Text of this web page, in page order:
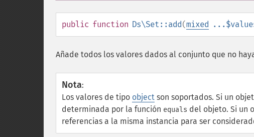
public function Ds\Set::add(mixed
Añade todos los valores dados al conjunto que no
Nota:
Los valores de tipo object son soportados. Si un
determinada por la función equals del objeto. Si un
referencias a la misma instancia para ser